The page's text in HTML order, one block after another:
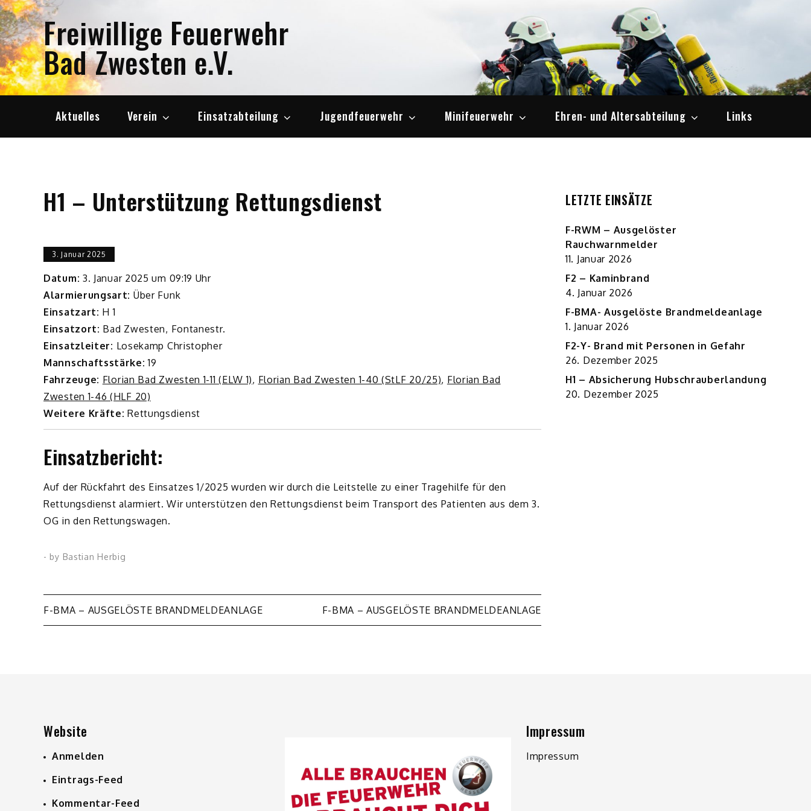
Skip
to
content Freiwillige Feuerwehr
Bad Zwesten e.V.
Aktuelles Verein Einsatzabteilung Jugendfeuerwehr Minifeuerwehr Ehren- und Altersabteilung Links
H1 – Unterstützung Rettungsdienst
3. Januar 2025
Datum: 3. Januar 2025 um 09:19 Uhr
Alarmierungsart: Über Funk
Einsatzart: H 1
Einsatzort: Bad Zwesten, Fontanestr.
Einsatzleiter: Losekamp Christopher
Mannschaftsstärke: 19
Fahrzeuge: Florian Bad Zwesten 1-11 (ELW 1), Florian Bad Zwesten 1-40 (StLF 20/25), Florian Bad
Zwesten 1-46 (HLF 20)
Weitere Kräfte: Rettungsdienst
Einsatzbericht:
Auf der Rückfahrt des Einsatzes 1/2025 wurden wir durch die Leitstelle zu einer Tragehilfe für den
Rettungsdienst alarmiert. Wir unterstützen den Rettungsdienst beim Transport des Patienten aus dem 3.
OG in den Rettungswagen.
- by Bastian Herbig
Beitragsnavigation
F-BMA – AUSGELÖSTE BRANDMELDEANLAGE F-BMA – AUSGELÖSTE BRANDMELDEANLAGE
LETZTE EINSÄTZE
F-RWM – Ausgelöster
Rauchwarnmelder
11. Januar 2026
F2 – Kaminbrand
4. Januar 2026
F-BMA- Ausgelöste Brandmeldeanlage
1. Januar 2026
F2-Y- Brand mit Personen in Gefahr
26. Dezember 2025
H1 – Absicherung Hubschrauberlandung
20. Dezember 2025
Website
Anmelden
Eintrags-Feed
Kommentar-Feed
Impressum
Impressum